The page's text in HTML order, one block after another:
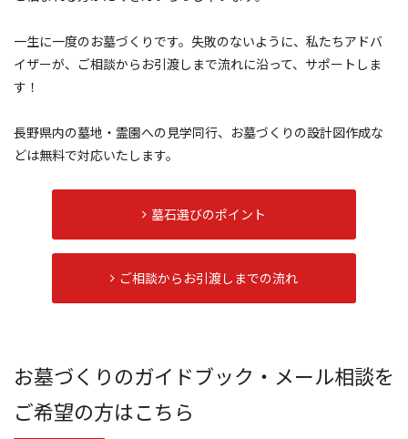
一生に一度のお墓づくりです。失敗のないように、私たちアドバ
イザーが、ご相談からお引渡しまで流れに沿って、サポートしま
す！
長野県内の墓地・霊園への見学同行、お墓づくりの設計図作成な
どは無料で対応いたします。
墓石選びのポイント
ご相談からお引渡しまでの流れ
お墓づくりのガイドブック・メール相談を
ご希望の方はこちら